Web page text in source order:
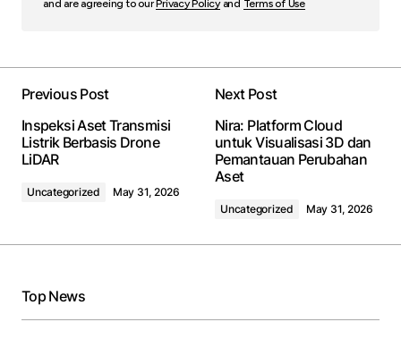
and are agreeing to our Privacy Policyand Terms of Use
Previous Post
Inspeksi Aset Transmisi
Listrik Berbasis Drone
LiDAR
Uncategorized May 31, 2026
Next Post
Nira: Platform Cloud
untuk Visualisasi 3D dan
Pemantauan Perubahan
Aset
Uncategorized May 31, 2026
Top News